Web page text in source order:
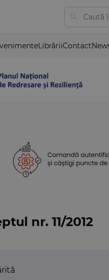
LibrăriiContact
nr. 11/2012